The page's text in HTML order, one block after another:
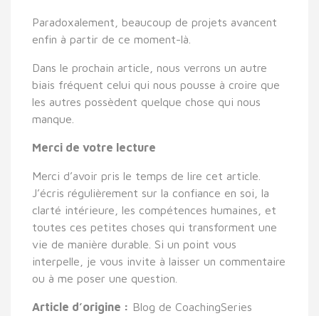
Paradoxalement, beaucoup de projets avancent
enfin à partir de ce moment-là.
Dans le prochain article, nous verrons un autre
biais fréquent celui qui nous pousse à croire que
les autres possèdent quelque chose qui nous
manque.
Merci de votre lecture
Merci d’avoir pris le temps de lire cet article.
J’écris régulièrement sur la confiance en soi, la
clarté intérieure, les compétences humaines, et
toutes ces petites choses qui transforment une
vie de manière durable. Si un point vous
interpelle, je vous invite à laisser un commentaire
ou à me poser une question.
Article d’origine : Blog de CoachingSeries